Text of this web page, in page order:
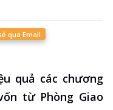
qua Email
quả các chương
từ Phòng Giao